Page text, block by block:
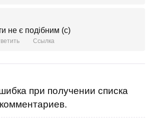
не є подібним (с)
Ссылка
при получении списка
комментариев.